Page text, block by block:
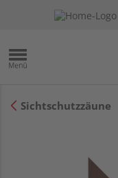
Sichtschutzzäune